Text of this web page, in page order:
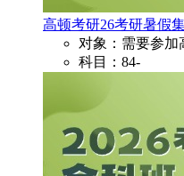
高顿考研26考研暑假
对象：需要参加
科目：84-